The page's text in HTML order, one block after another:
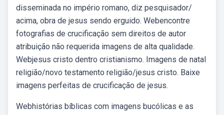
disseminada no império romano, diz pesquisador/
acima, obra de jesus sendo erguido. Webencontre
fotografias de crucificação sem direitos de autor
atribuição não requerida imagens de alta qualidade.
Webjesus cristo dentro cristianismo. Imagens de natal
religião/novo testamento religião/jesus cristo. Baixe
imagens perfeitas de crucificação de jesus.
Webhistórias bíblicas com imagens bucólicas e as